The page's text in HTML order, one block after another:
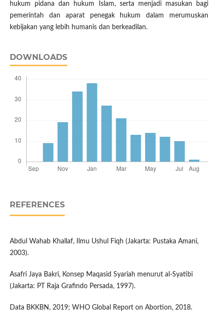
hukum pidana dan hukum Islam, serta menjadi masukan bagi
pemerintah dan aparat penegak hukum dalam merumuskan
kebijakan yang lebih humanis dan berkeadilan.
DOWNLOADS
REFERENCES
Abdul Wahab Khallaf, Ilmu Ushul Fiqh (Jakarta: Pustaka Amani,
2003).
Asafri Jaya Bakri, Konsep Maqasid Syariah menurut al-Syatibi
(Jakarta: PT Raja Grafindo Persada, 1997).
Data BKKBN, 2019; WHO Global Report on Abortion, 2018.